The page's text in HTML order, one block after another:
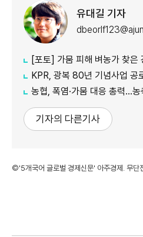
유대길 기자
[포토] 가뭄 피해 벼농가 찾은
KPR, 광복 80년 기념사업 공
농협, 폭염·가뭄 대응 총력...농축산
기자의 다른기사
©'5개국어 글로벌 경제신문' 아주경제. 무단